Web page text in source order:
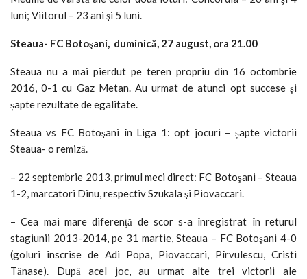
luni; Viitorul – 23 ani şi 5 luni.
Steaua- FC Botoşani, duminică, 27 august, ora 21.00
Steaua nu a mai pierdut pe teren propriu din 16 octombrie
2016, 0-1 cu Gaz Metan. Au urmat de atunci opt succese şi
șapte rezultate de egalitate.
Steaua vs FC Botoşani în Liga 1: opt jocuri – șapte victorii
Steaua- o remiză.
– 22 septembrie 2013, primul meci direct: FC Botoşani – Steaua
1-2, marcatori Dinu, respectiv Szukala şi Piovaccari.
– Cea mai mare diferenţă de scor s-a înregistrat în returul
stagiunii 2013-2014, pe 31 martie, Steaua – FC Botoşani 4-0
(goluri înscrise de Adi Popa, Piovaccari, Pîrvulescu, Cristi
Tănase). După acel joc, au urmat alte trei victorii ale